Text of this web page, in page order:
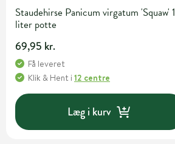
Staudehirse Panicum virgatum 'Squaw' 1
liter potte
69,95 kr.
Få leveret
Klik & Hent i 12 centre
Læg i kurv